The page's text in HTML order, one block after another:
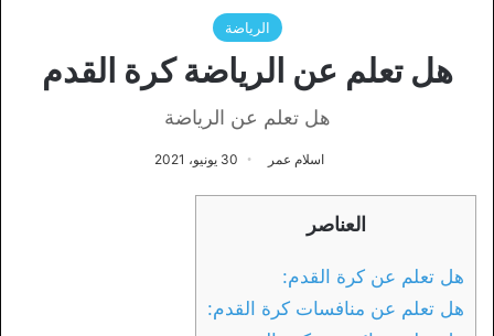
الرياضة
هل تعلم عن الرياضة كرة القدم
هل تعلم عن الرياضة
اسلام عمر 30 يونيو، 2021
العناصر
هل تعلم عن كرة القدم:
هل تعلم عن منافسات كرة القدم: